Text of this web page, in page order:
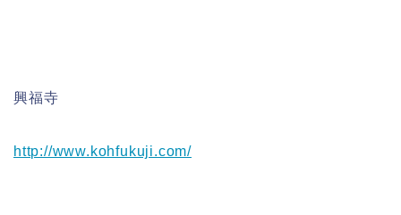
興福寺
http://www.kohfukuji.com/